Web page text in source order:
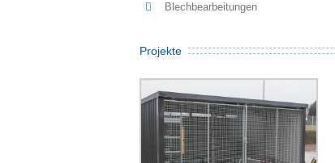
Blechbearbeitungen
Projekte